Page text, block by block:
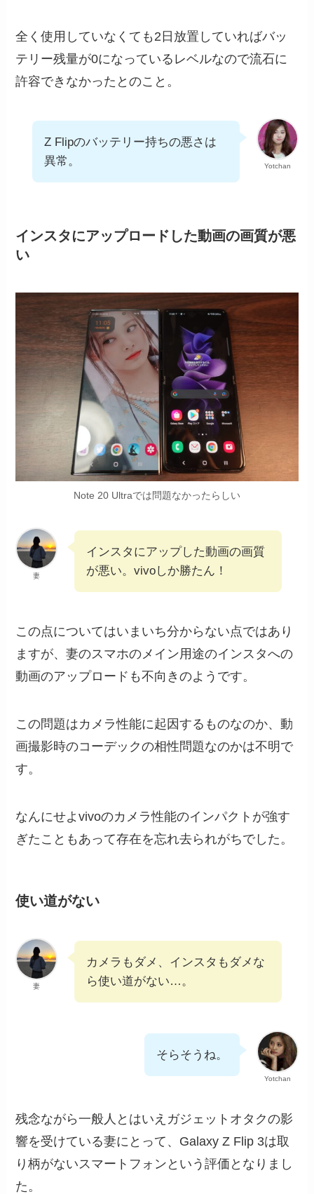
全く使用していなくても2日放置していればバッ
テリー残量が0になっているレベルなので流石に
許容できなかったとのこと。
Yotchan
Z Flipのバッテリー持ちの悪さは
異常。
インスタにアップロードした動画の画質が悪
い
Note 20 Ultraでは問題なかったらしい
妻
インスタにアップした動画の画質
が悪い。vivoしか勝たん！
この点についてはいまいち分からない点ではあり
ますが、妻のスマホのメイン用途のインスタへの
動画のアップロードも不向きのようです。
この問題はカメラ性能に起因するものなのか、動
画撮影時のコーデックの相性問題なのかは不明で
す。
なんにせよvivoのカメラ性能のインパクトが強す
ぎたこともあって存在を忘れ去られがちでした。
使い道がない
妻
カメラもダメ、インスタもダメな
ら使い道がない…。
Yotchan
そらそうね。
残念ながら一般人とはいえガジェットオタクの影
響を受けている妻にとって、Galaxy Z Flip 3は取
り柄がないスマートフォンという評価となりまし
た。